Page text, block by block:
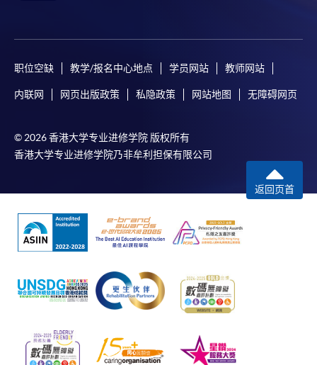
职位空缺 教学/报名中心地点 学员网站 教师网站
内联网 网页出版政策 私隐政策 网站地图 无障碍网页
© 2026 香港大学专业进修学院 版权所有
香港大学专业进修学院乃非牟利担保有限公司
返回页首